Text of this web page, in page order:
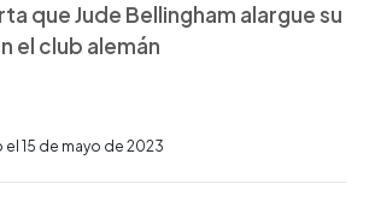
que Jude Bellingham alargue su
el club alemán
15 de mayo de 2023